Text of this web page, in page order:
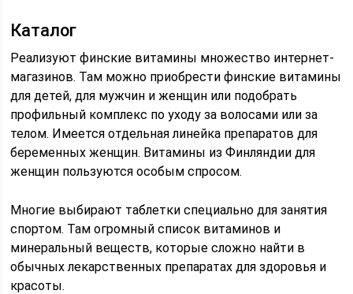
Каталог
Реализуют финские витамины множество интернет-
магазинов. Там можно приобрести финские витамины
для детей, для мужчин и женщин или подобрать
профильный комплекс по уходу за волосами или за
телом. Имеется отдельная линейка препаратов для
беременных женщин. Витамины из Финляндии для
женщин пользуются особым спросом.
Многие выбирают таблетки специально для занятия
спортом. Там огромный список витаминов и
минеральный веществ, которые сложно найти в
обычных лекарственных препаратах для здоровья и
красоты.